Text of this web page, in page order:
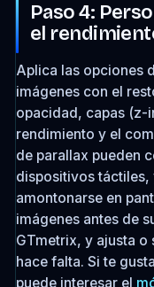
Paso 4:
el
Aplica las opciones
imágenes con el
opacidad, capas (z-
rendimiento y el
de parallax pueden
dispositivos táctiles,
amontonarse en
imágenes antes de
GTmetrix, y ajusta
hace falta. Si te
puede interesar el